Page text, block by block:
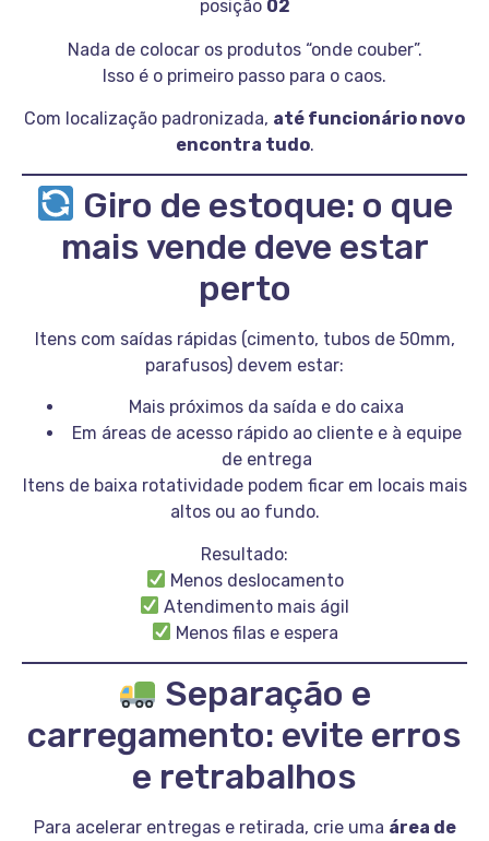
posição 02
Nada de colocar os produtos “onde couber”.
Isso é o primeiro passo para o caos.
Com localização padronizada, até funcionário novo
encontra tudo.
Giro de estoque: o que
mais vende deve estar
perto
Itens com saídas rápidas (cimento, tubos de 50mm,
parafusos) devem estar:
Mais próximos da saída e do caixa
Em áreas de acesso rápido ao cliente e à equipe
de entrega
Itens de baixa rotatividade podem ficar em locais mais
altos ou ao fundo.
Resultado:
Menos deslocamento
Atendimento mais ágil
Menos filas e espera
Separação e
carregamento: evite erros
e retrabalhos
Para acelerar entregas e retirada, crie uma área de